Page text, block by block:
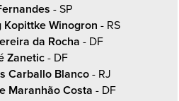
- SP
Winogron - RS
da Rocha - DF
Zanetic- DF
Carballo Blanco- RJ
Maranhão Costa - DF